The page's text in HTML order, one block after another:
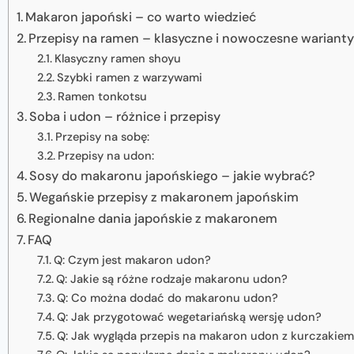
Makaron japoński – co warto wiedzieć
Przepisy na ramen – klasyczne i nowoczesne warianty
Klasyczny ramen shoyu
Szybki ramen z warzywami
Ramen tonkotsu
Soba i udon – różnice i przepisy
Przepisy na sobę:
Przepisy na udon:
Sosy do makaronu japońskiego – jakie wybrać?
Wegańskie przepisy z makaronem japońskim
Regionalne dania japońskie z makaronem
FAQ
Q: Czym jest makaron udon?
Q: Jakie są różne rodzaje makaronu udon?
Q: Co można dodać do makaronu udon?
Q: Jak przygotować wegetariańską wersję udon?
Q: Jak wygląda przepis na makaron udon z